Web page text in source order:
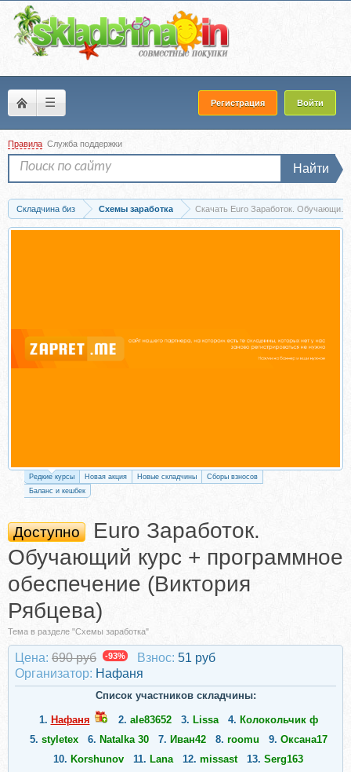
☰ Регистрация Войти
Правила Служба поддержки
Найти
Складчина биз Схемы заработка Скачать Euro Заработок. Обучающий
Редкие курсы Новая акция Новые складчины
Сборы взносов
Баланс и кешбек
Доступно
Euro Заработок.
Обучающий курс + программное
обеспечение (Виктория
Рябцева)
Тема в разделе "Схемы заработка"
Цена: 690 руб -93% Взнос: 51 руб
Организатор: Нафаня
Список участников складчины:
1. Нафаня 2. ale83652 3. Lissa 4. Колокольчик ф
5. styletex 6. Natalka 30 7. Иван42 8. roomu 9. Оксана17
10. Korshunov 11. Lana 12. missast 13. Serg163